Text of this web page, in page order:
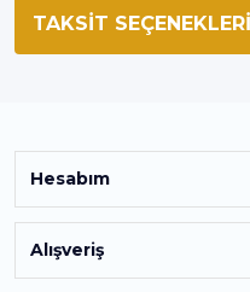
TAKSIT SEÇENEKLERI
Hesabım
Alışveriş